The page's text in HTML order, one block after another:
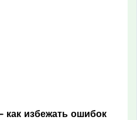
избежать ошибок